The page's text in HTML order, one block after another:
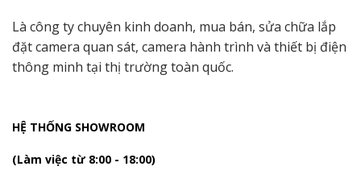
Là công ty chuyên kinh doanh, mua bán, sửa chữa lắp
đặt camera quan sát, camera hành trình và thiết bị điện
thông minh tại thị trường toàn quốc.
HỆ THỐNG SHOWROOM
(Làm việc từ 8:00 - 18:00)